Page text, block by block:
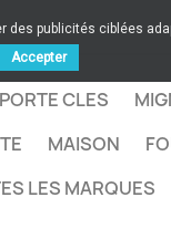
PORTE CLES
MAISON
LES MARQUES
des publicités ciblées
Accepter